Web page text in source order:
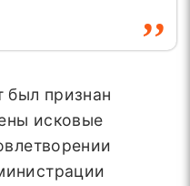
был признан
исковые